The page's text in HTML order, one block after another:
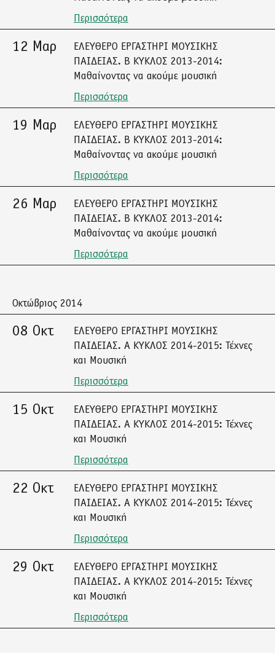
Περισσότερα
12 Μαρ
ΕΛΕΥΘΕΡΟ ΕΡΓΑΣΤΗΡΙ ΜΟΥΣΙΚΗΣ
ΠΑΙΔΕΙΑΣ. Β ΚΥΚΛΟΣ 2013-2014:
Μαθαίνοντας να ακούμε μουσική
Περισσότερα
19 Μαρ
ΕΛΕΥΘΕΡΟ ΕΡΓΑΣΤΗΡΙ ΜΟΥΣΙΚΗΣ
ΠΑΙΔΕΙΑΣ. Β ΚΥΚΛΟΣ 2013-2014:
Μαθαίνοντας να ακούμε μουσική
Περισσότερα
26 Μαρ
ΕΛΕΥΘΕΡΟ ΕΡΓΑΣΤΗΡΙ ΜΟΥΣΙΚΗΣ
ΠΑΙΔΕΙΑΣ. Β ΚΥΚΛΟΣ 2013-2014:
Μαθαίνοντας να ακούμε μουσική
Περισσότερα
Οκτώβριος 2014
08 Οκτ
ΕΛΕΥΘΕΡΟ ΕΡΓΑΣΤΗΡΙ ΜΟΥΣΙΚΗΣ
ΠΑΙΔΕΙΑΣ. A ΚΥΚΛΟΣ 2014-2015: Τέχνες
και Μουσική
Περισσότερα
15 Οκτ
ΕΛΕΥΘΕΡΟ ΕΡΓΑΣΤΗΡΙ ΜΟΥΣΙΚΗΣ
ΠΑΙΔΕΙΑΣ. A ΚΥΚΛΟΣ 2014-2015: Τέχνες
και Μουσική
Περισσότερα
22 Οκτ
ΕΛΕΥΘΕΡΟ ΕΡΓΑΣΤΗΡΙ ΜΟΥΣΙΚΗΣ
ΠΑΙΔΕΙΑΣ. A ΚΥΚΛΟΣ 2014-2015: Τέχνες
και Μουσική
Περισσότερα
29 Οκτ
ΕΛΕΥΘΕΡΟ ΕΡΓΑΣΤΗΡΙ ΜΟΥΣΙΚΗΣ
ΠΑΙΔΕΙΑΣ. A ΚΥΚΛΟΣ 2014-2015: Τέχνες
και Μουσική
Περισσότερα